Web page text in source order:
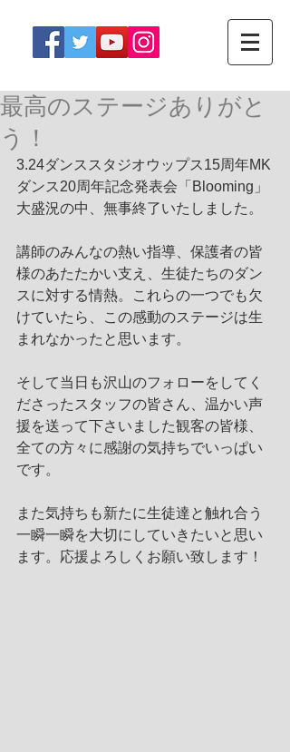
最高のステージありがと
う！
3.24ダンススタジオウップス15周年MK
ダンス20周年記念発表会「Blooming」
大盛況の中、無事終了いたしました。
講師のみんなの熱い指導、保護者の皆
様のあたたかい支え、生徒たちのダン
スに対する情熱。これらの一つでも欠
けていたら、この感動のステージは生
まれなかったと思います。
そして当日も沢山のフォローをしてく
ださったスタッフの皆さん、温かい声
援を送って下さいました観客の皆様、
全ての方々に感謝の気持ちでいっぱい
です。
また気持ちも新たに生徒達と触れ合う
一瞬一瞬を大切にしていきたいと思い
ます。応援よろしくお願い致します！